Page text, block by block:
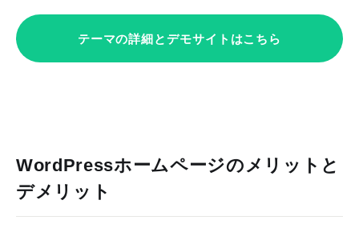
テーマの詳細とデモサイトはこちら
WordPressホームページのメリットと
デメリット